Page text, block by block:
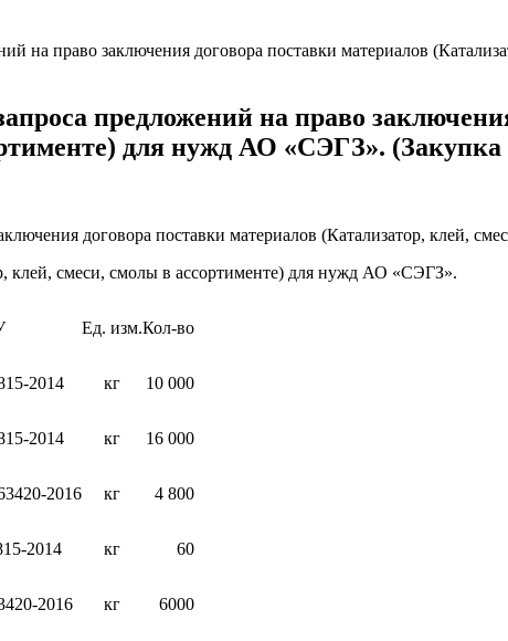
право заключения договора поставки материалов
предложений на право
для нужд АО «СЭГЗ».
договора поставки материалов (Катализатор, клей,
клей, смеси, смолы в ассортименте) для нужд АО «СЭГЗ».
Ед. изм.Кол-во
2014 кг 10 000
2014 кг 16 000
2016 кг 4 800
2014 кг 60
2016 кг 6000